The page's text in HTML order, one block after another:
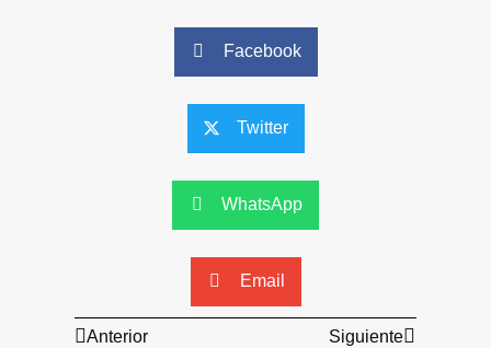
Facebook
Twitter
WhatsApp
Email
Anterior Siguiente